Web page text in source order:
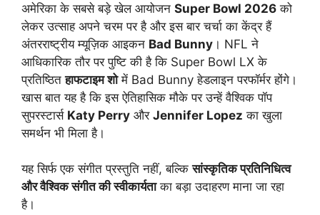
अमेरिका के सबसे बड़े खेल आयोजन Super Bowl 2026 को
लेकर उत्साह अपने चरम पर है और इस बार चर्चा का केंद्र हैं
अंतरराष्ट्रीय म्यूज़िक आइकन Bad Bunny । NFL ने
आधिकारिक तौर पर पुष्टि की है कि Super Bowl LX के
प्रतिष्ठितहाफटाइम शोमें Bad Bunny हेडलाइन परफॉर्मर होंगे।
खास बात यह है कि इस ऐतिहासिक मौके पर उन्हें वैश्विक पॉप
सुपरस्टार्स Katy Perry और Jennifer Lopez का खुला
समर्थन भी मिला है।
यह सिर्फ एक संगीत प्रस्तुति नहीं, बल्किसांस्कृतिक प्रतिनिधित्व
और वैश्विक संगीत की स्वीकार्यताका बड़ा उदाहरण माना जा रहा
है।